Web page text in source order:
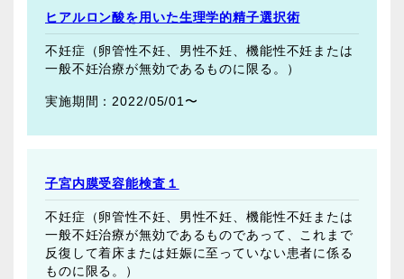
ヒアルロン酸を用いた生理学的精子選択術
不妊症（卵管性不妊、男性不妊、機能性不妊または
一般不妊治療が無効であるものに限る。）
2022/05/01〜
子宮内膜受容能検査１
不妊症（卵管性不妊、男性不妊、機能性不妊または
一般不妊治療が無効であるものであって、これまで
反復して着床または妊娠に至っていない患者に係る
ものに限る。）